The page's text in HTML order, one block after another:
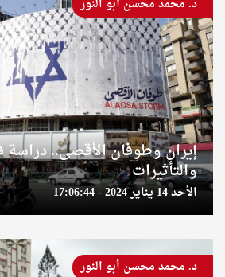
إيران وطوفان الأقصى.. دراسة
والتأثيرات
الأحد 14 يناير 2024 - 17:06:44
د. محمد محسن أبو النور